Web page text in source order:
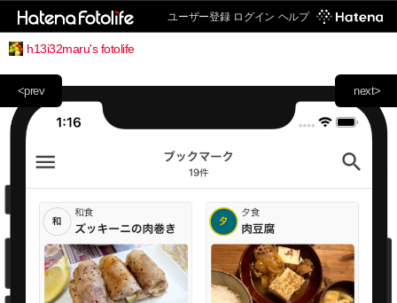
ユーザー登録 ログイン ヘルプ
h13i32maru's fotolife
next>
<prev